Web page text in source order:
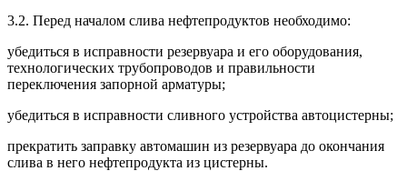
3.2. Перед началом слива нефтепродуктов необходимо:
убедиться в исправности резервуара и его оборудования,
технологических трубопроводов и правильности
переключения запорной арматуры;
убедиться в исправности сливного устройства автоцистерны;
прекратить заправку автомашин из резервуара до окончания
слива в него нефтепродукта из цистерны.